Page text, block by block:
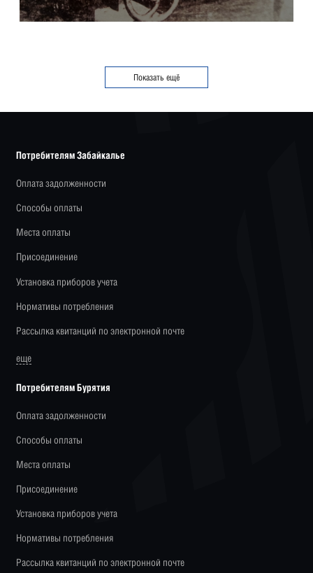
Показать ещё
Потребителям Забайкалье
Оплата задолженности
Способы оплаты
Места оплаты
Присоединение
Установка приборов учета
Нормативы потребления
Рассылка квитанций по электронной почте
еще
Потребителям Бурятия
Оплата задолженности
Способы оплаты
Места оплаты
Присоединение
Установка приборов учета
Нормативы потребления
Рассылка квитанций по электронной почте